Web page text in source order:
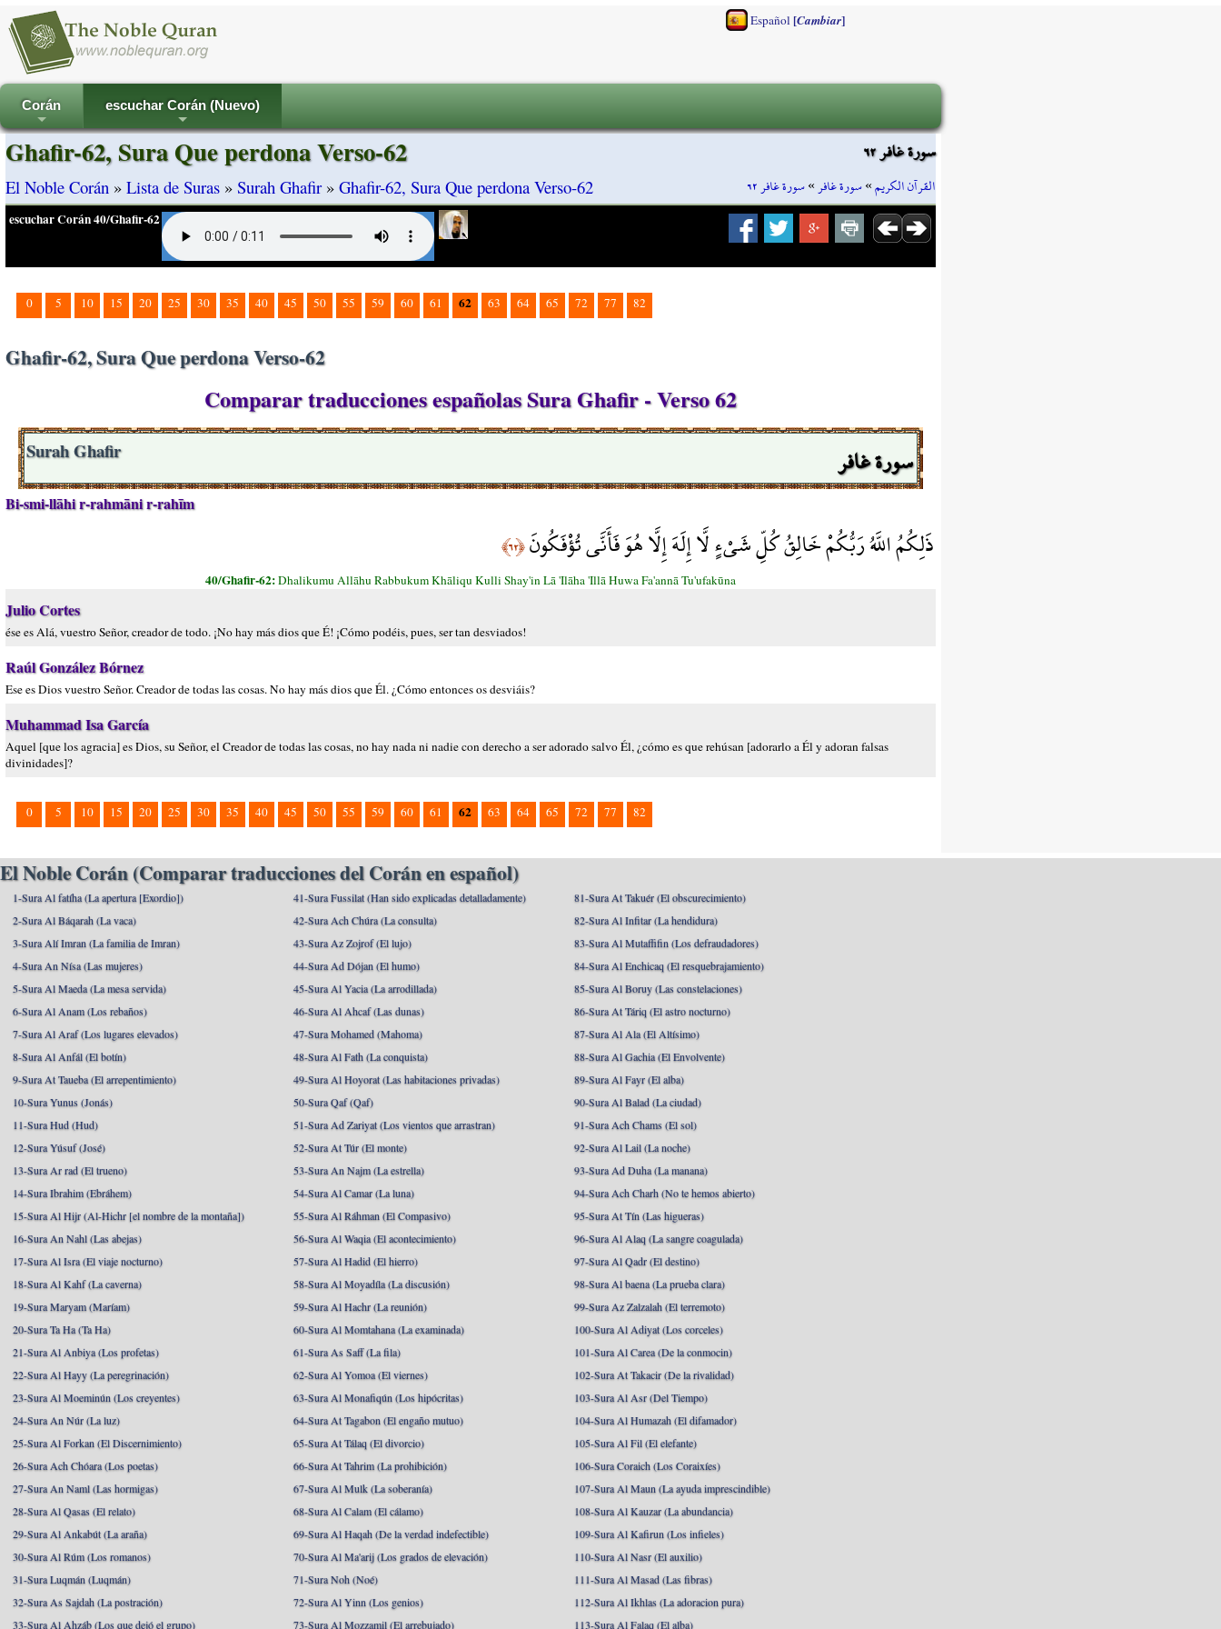
Español [Cambiar]
+
Corán
+
escuchar Corán (Nuevo)
سورة غافر ٦٢
القرآن الكريم»سورة غافر»سورة غافر ٦٢
Ghafir-62, Sura Que perdona Verso-62
El Noble Corán » Lista de Suras » Surah Ghafir » Ghafir-62, Sura Que perdona Verso-62
escuchar Corán 40/Ghafir-62
0 5 10 15 20 25 30 35 40 45 50 55 59 60 61 62 63 64 65 72 77 82
Ghafir-62, Sura Que perdona Verso-62
Comparar traducciones españolas Sura Ghafir - Verso 62
سورة غافر Surah Ghafir
Bi-smi-llāhi r-rahmāni r-rahīm
ذَلِكُمُ اللَّهُ رَبُّكُمْ خَالِقُ كُلِّ شَيْءٍ لَّا إِلَهَ إِلَّا هُوَ فَأَنَّى تُؤْفَكُونَ﴿٦٢﴾
40/Ghafir-62:Dhalikumu Allāhu Rabbukum Khāliqu Kulli Shay'in Lā 'Ilāha 'Illā Huwa Fa'annā Tu'ufakūna
Julio Cortes
ése es Alá, vuestro Señor, creador de todo. ¡No hay más dios que É! ¡Cómo podéis, pues, ser tan desviados!
Raúl González Bórnez
Ese es Dios vuestro Señor. Creador de todas las cosas. No hay más dios que Él. ¿Cómo entonces os desviáis?
Muhammad Isa García
Aquel [que los agracia] es Dios, su Señor, el Creador de todas las cosas, no hay nada ni nadie con derecho a ser adorado salvo Él, ¿cómo es que rehúsan [adorarlo a Él y adoran falsas
divinidades]?
0 5 10 15 20 25 30 35 40 45 50 55 59 60 61 62 63 64 65 72 77 82
El Noble Corán (Comparar traducciones del Corán en español)
1-Sura Al fatíha (La apertura [Exordio])
2-Sura Al Báqarah (La vaca)
3-Sura Alí Imran (La familia de Imran)
4-Sura An Nísa (Las mujeres)
5-Sura Al Maeda (La mesa servida)
6-Sura Al Anam (Los rebaños)
7-Sura Al Araf (Los lugares elevados)
8-Sura Al Anfál (El botín)
9-Sura At Taueba (El arrepentimiento)
10-Sura Yunus (Jonás)
11-Sura Hud (Hud)
12-Sura Yúsuf (José)
13-Sura Ar rad (El trueno)
14-Sura Ibrahim (Ebráhem)
15-Sura Al Hijr (Al-Hichr [el nombre de la montaña])
16-Sura An Nahl (Las abejas)
17-Sura Al Isra (El viaje nocturno)
18-Sura Al Kahf (La caverna)
19-Sura Maryam (Maríam)
20-Sura Ta Ha (Ta Ha)
21-Sura Al Anbiya (Los profetas)
22-Sura Al Hayy (La peregrinación)
23-Sura Al Moeminún (Los creyentes)
24-Sura An Núr (La luz)
25-Sura Al Forkan (El Discernimiento)
26-Sura Ach Chóara (Los poetas)
27-Sura An Naml (Las hormigas)
28-Sura Al Qasas (El relato)
29-Sura Al Ankabút (La araña)
30-Sura Al Rúm (Los romanos)
31-Sura Luqmán (Luqmán)
32-Sura As Sajdah (La postración)
33-Sura Al Ahzáb (Los que dejó el grupo)
41-Sura Fussilat (Han sido explicadas detalladamente)
42-Sura Ach Chúra (La consulta)
43-Sura Az Zojrof (El lujo)
44-Sura Ad Dójan (El humo)
45-Sura Al Yacia (La arrodillada)
46-Sura Al Ahcaf (Las dunas)
47-Sura Mohamed (Mahoma)
48-Sura Al Fath (La conquista)
49-Sura Al Hoyorat (Las habitaciones privadas)
50-Sura Qaf (Qaf)
51-Sura Ad Zariyat (Los vientos que arrastran)
52-Sura At Túr (El monte)
53-Sura An Najm (La estrella)
54-Sura Al Camar (La luna)
55-Sura Al Ráhman (El Compasivo)
56-Sura Al Waqia (El acontecimiento)
57-Sura Al Hadid (El hierro)
58-Sura Al Moyadíla (La discusión)
59-Sura Al Hachr (La reunión)
60-Sura Al Momtahana (La examinada)
61-Sura As Saff (La fila)
62-Sura Al Yomoa (El viernes)
63-Sura Al Monafiqún (Los hipócritas)
64-Sura At Tagabon (El engaño mutuo)
65-Sura At Tálaq (El divorcio)
66-Sura At Tahrim (La prohibición)
67-Sura Al Mulk (La soberanía)
68-Sura Al Calam (El cálamo)
69-Sura Al Haqah (De la verdad indefectible)
70-Sura Al Ma'arij (Los grados de elevación)
71-Sura Noh (Noé)
72-Sura Al Yinn (Los genios)
73-Sura Al Mozzamil (El arrebujado)
81-Sura At Takuér (El obscurecimiento)
82-Sura Al Infitar (La hendidura)
83-Sura Al Mutaffifin (Los defraudadores)
84-Sura Al Enchicaq (El resquebrajamiento)
85-Sura Al Boruy (Las constelaciones)
86-Sura At Táriq (El astro nocturno)
87-Sura Al Ala (El Altísimo)
88-Sura Al Gachia (El Envolvente)
89-Sura Al Fayr (El alba)
90-Sura Al Balad (La ciudad)
91-Sura Ach Chams (El sol)
92-Sura Al Lail (La noche)
93-Sura Ad Duha (La manana)
94-Sura Ach Charh (No te hemos abierto)
95-Sura At Tín (Las higueras)
96-Sura Al Alaq (La sangre coagulada)
97-Sura Al Qadr (El destino)
98-Sura Al baena (La prueba clara)
99-Sura Az Zalzalah (El terremoto)
100-Sura Al Adiyat (Los corceles)
101-Sura Al Carea (De la conmocin)
102-Sura At Takacir (De la rivalidad)
103-Sura Al Asr (Del Tiempo)
104-Sura Al Humazah (El difamador)
105-Sura Al Fil (El elefante)
106-Sura Coraich (Los Coraixíes)
107-Sura Al Maun (La ayuda imprescindible)
108-Sura Al Kauzar (La abundancia)
109-Sura Al Kafirun (Los infieles)
110-Sura Al Nasr (El auxilio)
111-Sura Al Masad (Las fibras)
112-Sura Al Ikhlas (La adoracion pura)
113-Sura Al Falaq (El alba)